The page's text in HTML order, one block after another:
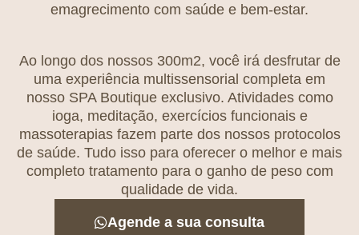
emagrecimento com saúde e bem-estar.
Ao longo dos nossos 300m2, você irá desfrutar de
uma experiência multissensorial completa em
nosso SPA Boutique exclusivo. Atividades como
ioga, meditação, exercícios funcionais e
massoterapias fazem parte dos nossos protocolos
de saúde. Tudo isso para oferecer o melhor e mais
completo tratamento para o ganho de peso com
qualidade de vida.
Agende a sua consulta